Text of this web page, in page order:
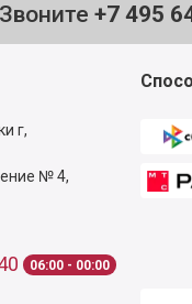
Звоните +7 495
г,
№ 4,
06:00 - 00:00